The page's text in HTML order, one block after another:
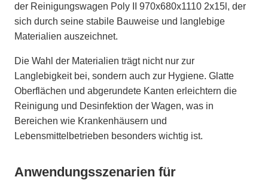
der Reinigungswagen Poly II 970x680x1110 2x15l, der
sich durch seine stabile Bauweise und langlebige
Materialien auszeichnet.
Die Wahl der Materialien trägt nicht nur zur
Langlebigkeit bei, sondern auch zur Hygiene. Glatte
Oberflächen und abgerundete Kanten erleichtern die
Reinigung und Desinfektion der Wagen, was in
Bereichen wie Krankenhäusern und
Lebensmittelbetrieben besonders wichtig ist.
Anwendungsszenarien für